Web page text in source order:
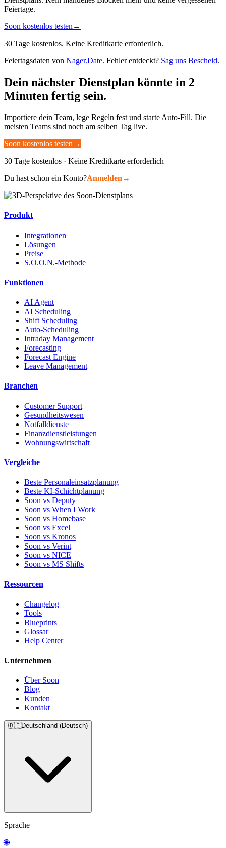
Feiertage.
Soon kostenlos testen →
30 Tage kostenlos. Keine Kreditkarte erforderlich.
Feiertagsdaten von Nager.Date. Fehler entdeckt? Sag uns Bescheid.
Dein nächster Dienstplan könnte in 2
Minuten fertig sein.
Importiere dein Team, lege Regeln fest und starte Auto-Fill. Die
meisten Teams sind noch am selben Tag live.
Soon kostenlos testen →
30 Tage kostenlos · Keine Kreditkarte erforderlich
Du hast schon ein Konto?Anmelden →
Produkt
Integrationen
Lösungen
Preise
S.O.O.N.-Methode
Funktionen
AI Agent
AI Scheduling
Shift Scheduling
Auto-Scheduling
Intraday Management
Forecasting
Forecast Engine
Leave Management
Branchen
Customer Support
Gesundheitswesen
Notfalldienste
Finanzdienstleistungen
Wohnungswirtschaft
Vergleiche
Beste Personaleinsatzplanung
Beste KI-Schichtplanung
Soon vs Deputy
Soon vs When I Work
Soon vs Homebase
Soon vs Excel
Soon vs Kronos
Soon vs Verint
Soon vs NICE
Soon vs MS Shifts
Ressourcen
Changelog
Tools
Blueprints
Glossar
Help Center
Unternehmen
Über Soon
Blog
Kunden
Kontakt
🇩🇪Deutschland (Deutsch)
Sprache
🌐